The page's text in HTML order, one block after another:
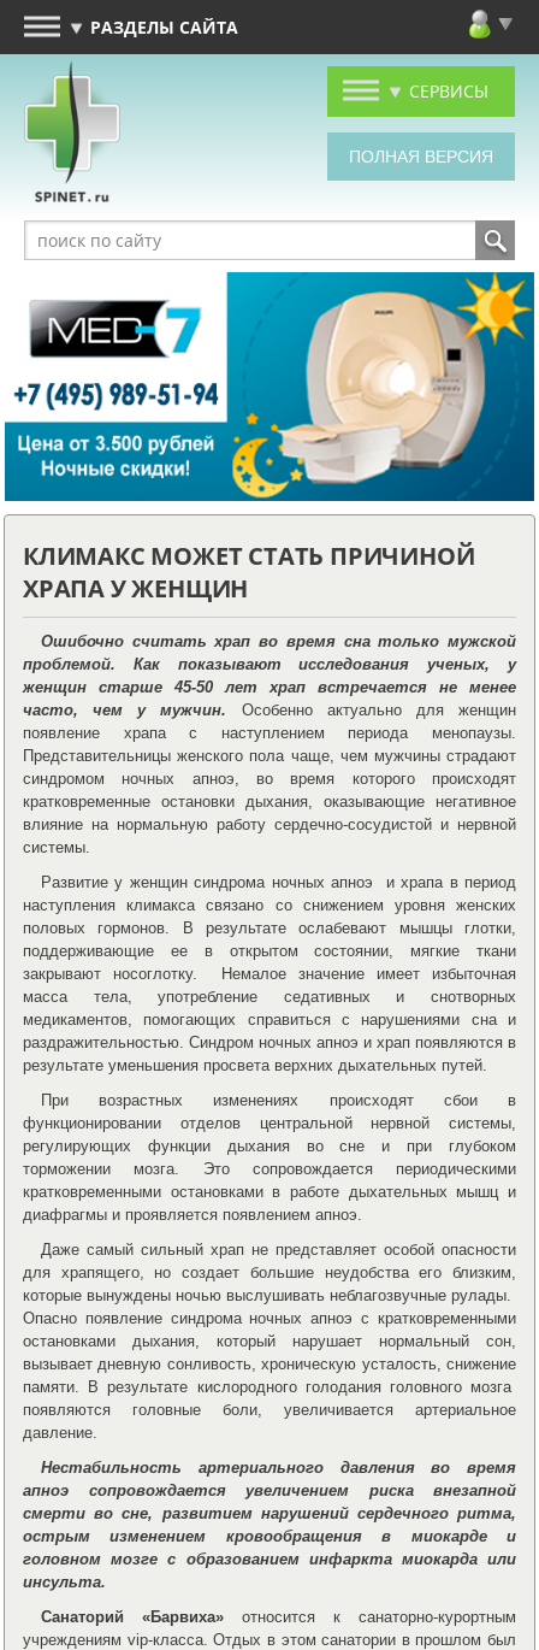
РАЗДЕЛЫ САЙТА
СЕРВИСЫ
КЛИМАКС МОЖЕТ СТАТЬ ПРИЧИНОЙ
ХРАПА У ЖЕНЩИН
Ошибочно считать храп во время сна только мужской
проблемой. Как показывают исследования ученых, у
женщин старше 45-50 лет храп встречается не менее
часто, чем у мужчин. Особенно актуально для женщин
появление храпа с наступлением периода менопаузы.
Представительницы женского пола чаще, чем мужчины страдают
синдромом ночных апноэ, во время которого происходят
кратковременные остановки дыхания, оказывающие негативное
влияние на нормальную работу сердечно-сосудистой и нервной
системы.
Развитие у женщин синдрома ночных апноэ и храпа в период
наступления климакса связано со снижением уровня женских
половых гормонов. В результате ослабевают мышцы глотки,
поддерживающие ее в открытом состоянии, мягкие ткани
закрывают носоглотку. Немалое значение имеет избыточная
масса тела, употребление седативных и снотворных
медикаментов, помогающих справиться с нарушениями сна и
раздражительностью. Синдром ночных апноэ и храп появляются в
результате уменьшения просвета верхних дыхательных путей.
При возрастных изменениях происходят сбои в
функционировании отделов центральной нервной системы,
регулирующих функции дыхания во сне и при глубоком
торможении мозга. Это сопровождается периодическими
кратковременными остановками в работе дыхательных мышц и
диафрагмы и проявляется появлением апноэ.
Даже самый сильный храп не представляет особой опасности
для храпящего, но создает большие неудобства его близким,
которые вынуждены ночью выслушивать неблагозвучные рулады.
Опасно появление синдрома ночных апноэ с кратковременными
остановками дыхания, который нарушает нормальный сон,
вызывает дневную сонливость, хроническую усталость, снижение
памяти. В результате кислородного голодания головного мозга
появляются головные боли, увеличивается артериальное
давление.
Нестабильность артериального давления во время
апноэ сопровождается увеличением риска внезапной
смерти во сне, развитием нарушений сердечного ритма,
острым изменением кровообращения в миокарде и
головном мозге с образованием инфаркта миокарда или
инсульта.
Санаторий «Барвиха» относится к санаторно-курортным
учреждениям vip-класса. Отдых в этом санатории в прошлом был